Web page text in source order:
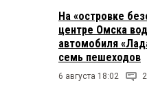
На «островке
центре Омска
автомобиля
семь пешеходов
6 августа 18:02 2